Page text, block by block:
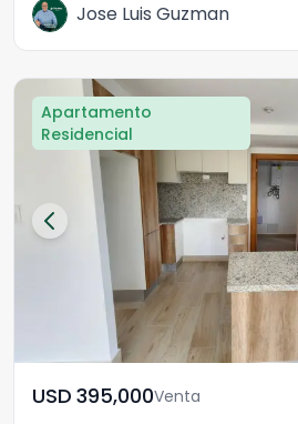
Jose Luis Guzman
Apartamento
Residencial
USD	395,000Venta